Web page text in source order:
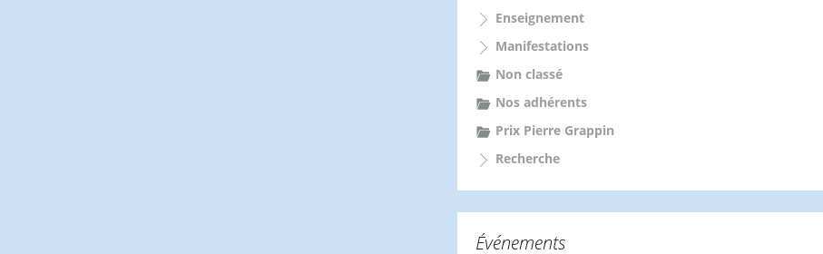
Enseignement
Manifestations
Non classé
Nos adhérents
Prix Pierre Grappin
Recherche
Événements